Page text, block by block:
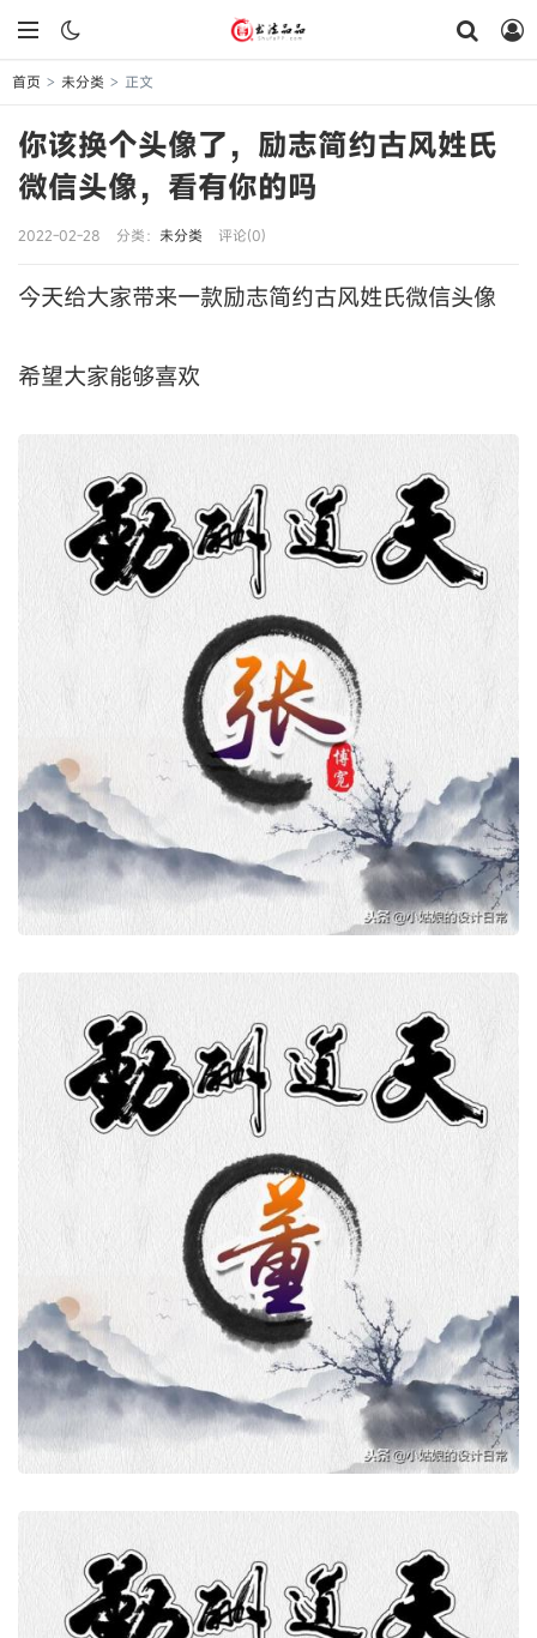
首页 > 未分类 > 正文
你该换个头像了，励志简约古风姓氏
微信头像，看有你的吗
2022-02-28 分类： 未分类 评论(0)
今天给大家带来一款励志简约古风姓氏微信头像
希望大家能够喜欢